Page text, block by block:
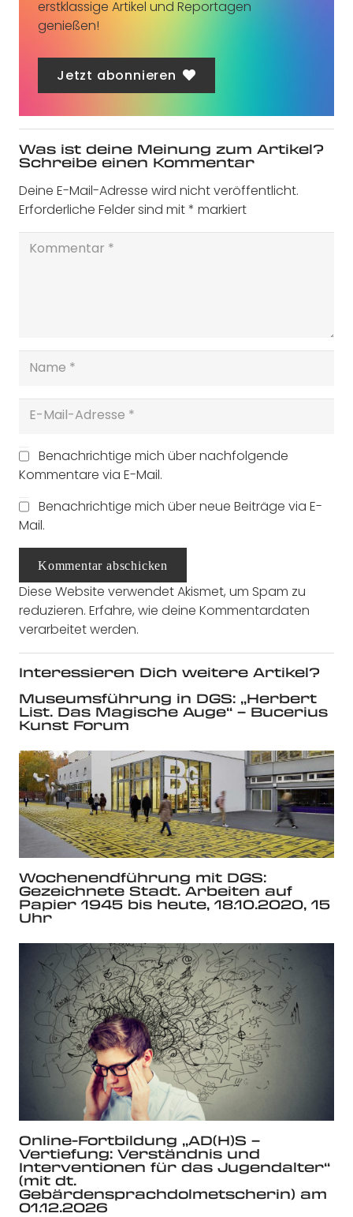
erstklassige Artikel und Reportagen
genießen!
Jetzt abonnieren
Was ist deine Meinung zum Artikel?
Schreibe einen Kommentar
Deine E-Mail-Adresse wird nicht veröffentlicht.
Erforderliche Felder sind mit* markiert
Benachrichtige mich über nachfolgende
Kommentare via E-Mail.
Benachrichtige mich über neue Beiträge via E-
Mail.
Kommentar abschicken
Diese Website verwendet Akismet, um Spam zu
reduzieren. Erfahre, wie deine Kommentardaten
verarbeitet werden.
Interessieren Dich weitere Artikel?
Museumsführung in DGS: „Herbert
List. Das Magische Auge“ – Bucerius
Kunst Forum
Wochenendführung mit DGS:
Gezeichnete Stadt. Arbeiten auf
Papier 1945 bis heute, 18.10.2020, 15
Uhr
Online-Fortbildung „AD(H)S –
Vertiefung: Verständnis und
Interventionen für das Jugendalter“
(mit dt.
Gebärdensprachdolmetscherin) am
01.12.2026